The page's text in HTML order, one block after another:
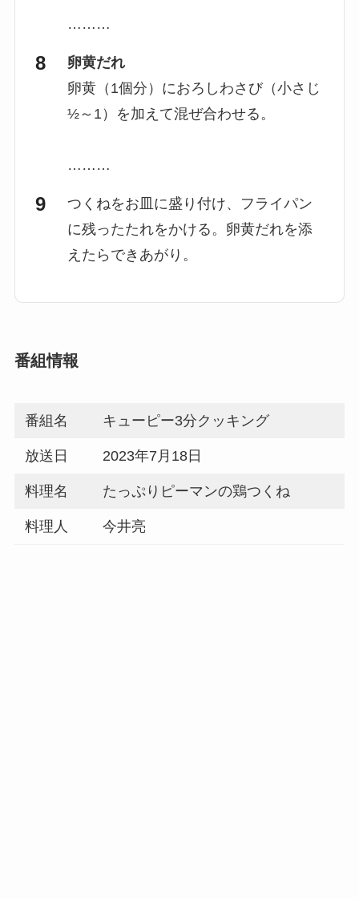
………
卵黄だれ
卵黄（1個分）におろしわさび（小さじ
½～1）を加えて混ぜ合わせる。
………
つくねをお皿に盛り付け、フライパン
に残ったたれをかける。卵黄だれを添
えたらできあがり。
番組情報
番組名 キューピー3分クッキング
放送日 2023年7月18日
料理名 たっぷりピーマンの鶏つくね
料理人 今井亮